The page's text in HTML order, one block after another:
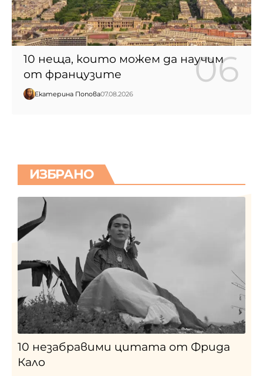
10 неща, които можем да научим
от французите
Екатерина Попова07.08.2026
ИЗБРАНО
10 незабравими цитата от Фрида
Кало